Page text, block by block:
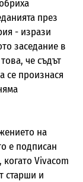
през
- изрази
заседание в
че съдът
се произнася
на
е подписан
Vivacom
старши и